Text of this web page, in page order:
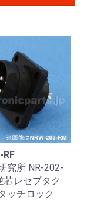
RF
究所 NR-202-
レセプタク
ッチロック